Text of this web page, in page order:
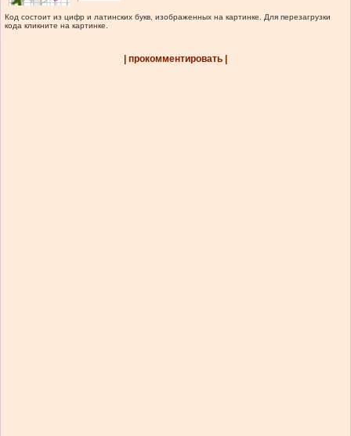
Код состоит из цифр и латинских букв, изображенных на картинке. Для перезагрузки
кода кликните на картинке.
| прокомментировать |